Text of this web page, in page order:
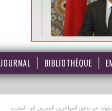
JOURNAL BIBLIOTHÈQUE
عن تدفق المهاجرين السريين إلى المغرب